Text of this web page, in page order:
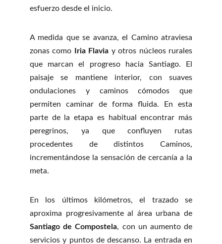
esfuerzo desde el inicio.
A medida que se avanza, el Camino atraviesa
zonas como
Iria Flavia y otros núcleos rurales
que marcan el progreso hacia Santiago. El
paisaje se mantiene interior, con suaves
ondulaciones y caminos cómodos que
permiten caminar de forma fluida. En esta
parte de la etapa es habitual encontrar más
peregrinos, ya que confluyen rutas
procedentes de distintos Caminos,
incrementándose la sensación de cercanía a la
meta.
En los últimos kilómetros, el trazado se
aproxima progresivamente al área urbana de
Santiago de Compostela, con un aumento de
servicios y puntos de descanso. La entrada en